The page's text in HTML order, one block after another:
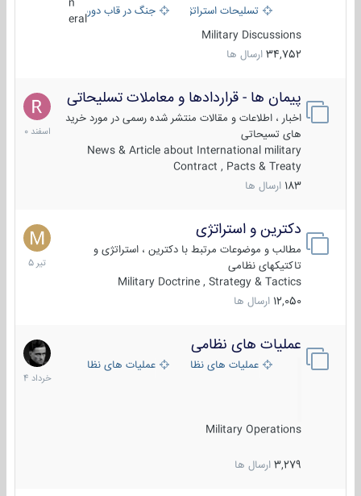
تسلیحات استراتژیک
جنگ در قاب دوربین
eral
Military Discussions
34,752 ارسال ها
پیمان ها - قراردادها و معاملات تسلیحاتی
اخبار ، اطلاعات و مقالات منتشر شده رسمی در مورد خرید
های تسیحاتی
News & Article about International military
Contract , Pacts & Treaty
183 ارسال ها
7
اسفند
1400
دکترین و استراتژی
مطالب و موضوعات مرتبط با دکترین ، استراتژی و
تاکتیکهای نظامی
Military Doctrine , Strategy & Tactics
12,050 ارسال ها
27
تیر
1405
عملیات های نظامی
عملیات های نظامی ایرانعملیات های نظامی خارجی
Military Operations
3,279 ارسال ها
5
خرداد
1404